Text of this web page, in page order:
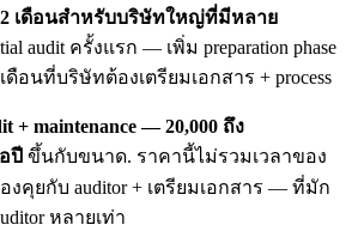
เดือนสำหรับบริษัทใหญ่ที่มีหลาย
audit ครั้งแรก — เพิ่ม preparation phase
อนที่บริษัทต้องเตรียมเอกสาร + process
+ maintenance —20,000 ถึง
ปี ขึ้นกับขนาด. ราคานี้ไม่รวมเวลาของ
คุยกับ auditor + เตรียมเอกสาร — ที่มัก
หลายเท่า